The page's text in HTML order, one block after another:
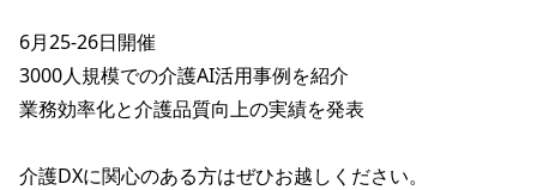
6月25-26日開催
3000人規模での介護AI活用事例を紹介
業務効率化と介護品質向上の実績を発表
介護DXに関心のある方はぜひお越しください。